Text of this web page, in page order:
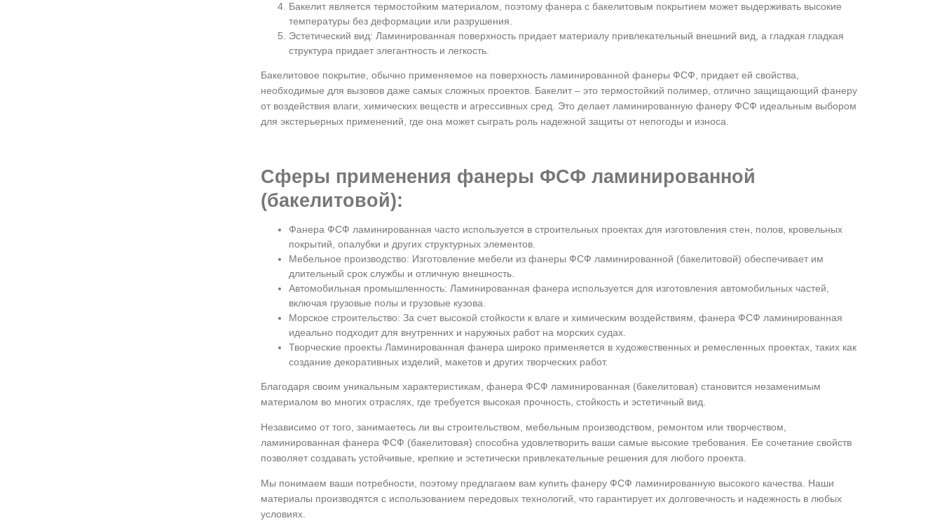
Бакелит является термостойким материалом, поэтому фанера с бакелитовым покрытием может выдерживать высокие
температуры без деформации или разрушения.
Эстетический вид: Ламинированная поверхность придает материалу привлекательный внешний вид, а гладкая гладкая
структура придает элегантность и легкость.
Бакелитовое покрытие, обычно применяемое на поверхность ламинированной фанеры ФСФ, придает ей свойства,
необходимые для вызовов даже самых сложных проектов. Бакелит – это термостойкий полимер, отлично защищающий фанеру
от воздействия влаги, химических веществ и агрессивных сред. Это делает ламинированную фанеру ФСФ идеальным выбором
для экстерьерных применений, где она может сыграть роль надежной защиты от непогоды и износа.
Сферы применения фанеры ФСФ ламинированной
(бакелитовой):
Фанера ФСФ ламинированная часто используется в строительных проектах для изготовления стен, полов, кровельных
покрытий, опалубки и других структурных элементов.
Мебельное производство: Изготовление мебели из фанеры ФСФ ламинированной (бакелитовой) обеспечивает им
длительный срок службы и отличную внешность.
Автомобильная промышленность: Ламинированная фанера используется для изготовления автомобильных частей,
включая грузовые полы и грузовые кузова.
Морское строительство: За счет высокой стойкости к влаге и химическим воздействиям, фанера ФСФ ламинированная
идеально подходит для внутренних и наружных работ на морских судах.
Творческие проекты Ламинированная фанера широко применяется в художественных и ремесленных проектах, таких как
создание декоративных изделий, макетов и других творческих работ.
Благодаря своим уникальным характеристикам, фанера ФСФ ламинированная (бакелитовая) становится незаменимым
материалом во многих отраслях, где требуется высокая прочность, стойкость и эстетичный вид.
Независимо от того, занимаетесь ли вы строительством, мебельным производством, ремонтом или творчеством,
ламинированная фанера ФСФ (бакелитовая) способна удовлетворить ваши самые высокие требования. Ее сочетание свойств
позволяет создавать устойчивые, крепкие и эстетически привлекательные решения для любого проекта.
Мы понимаем ваши потребности, поэтому предлагаем вам купить фанеру ФСФ ламинированную высокого качества. Наши
материалы производятся с использованием передовых технологий, что гарантирует их долговечность и надежность в любых
условиях.